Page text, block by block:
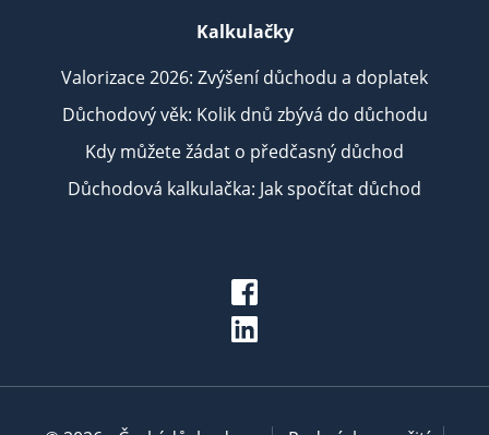
Kalkulačky
Valorizace 2026: Zvýšení důchodu a doplatek
Důchodový věk: Kolik dnů zbývá do důchodu
Kdy můžete žádat o předčasný důchod
Důchodová kalkulačka: Jak spočítat důchod